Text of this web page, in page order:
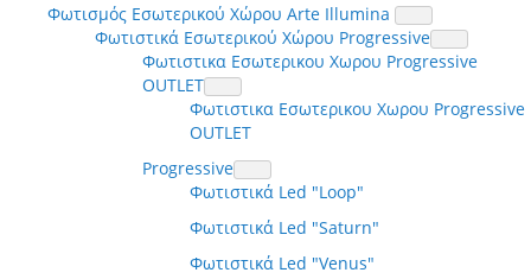
Φωτισμός Εσωτερικού Χώρου Arte Illumina
Φωτιστικά Εσωτερικού Χώρου Progressive
Φωτιστικα Εσωτερικου Χωρου Progressive
OUTLET
Φωτιστικα Εσωτερικου Χωρου Progressive
OUTLET
Progressive
Φωτιστικά Led "Loop"
Φωτιστικά Led "Saturn"
Φωτιστικά Led "Venus"